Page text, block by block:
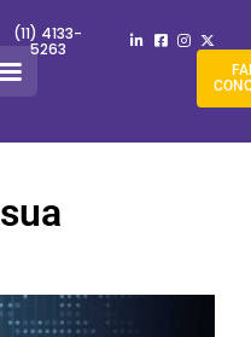
(11) 4133-
5263